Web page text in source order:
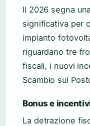
Il 2026 segna
significativa per
impianto
riguardano tre
fiscali, i nuovi
Scambio sul
Bonus e
La detrazione